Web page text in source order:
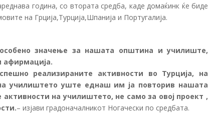
година, со втората средба, каде домаќинк ќе биде
на Грција,Турција,Шпанија и Португалија.
значење за нашата општина и училиште,
афирмација.
реализираните активности во Турција, на
училиштето уште еднаш им ја повторив нашата
на училиштето, не само за овој проект ,
– изјави градоначалникот Ногачески по средбата.